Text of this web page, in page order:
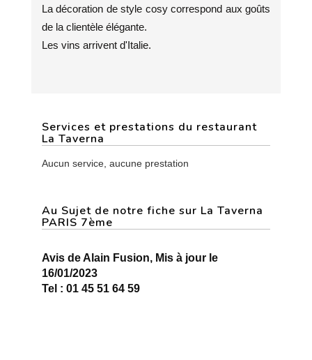
La décoration de style cosy correspond aux goûts
de la clientèle élégante.
Les vins arrivent d'Italie.
Services et prestations du restaurant
La Taverna
Aucun service, aucune prestation
Au Sujet de notre fiche sur La Taverna
PARIS 7ème
Avis de Alain Fusion, Mis à jour le
16/01/2023
Tel : 01 45 51 64 59